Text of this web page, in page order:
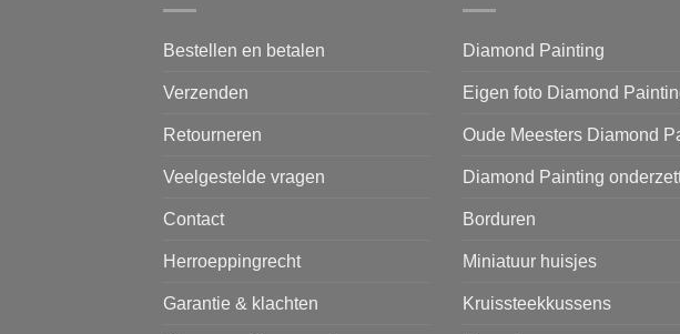
Bestellen en betalen
Verzenden
Retourneren
Veelgestelde vragen
Contact
Herroeppingrecht
Garantie & klachten
Diamond Painting
Eigen foto Diamond
Oude Meesters Diamond
Diamond Painting
Borduren
Miniatuur huisjes
Kruissteekkussens